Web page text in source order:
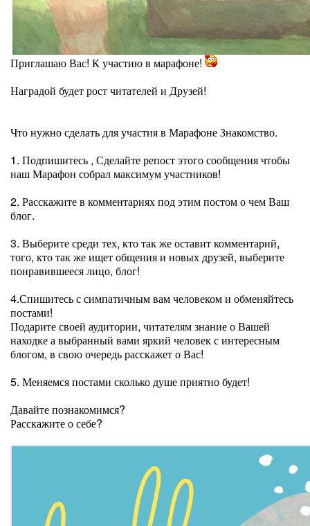
Приглашаю Вас! К участию в марафоне!
Наградой будет рост читателей и Друзей!
Что нужно сделать для участия в Марафоне Знакомство.
1. Подпишитесь , Сделайте репост этого сообщения чтобы
наш Марафон собрал максимум участников!
2. Расскажите в комментариях под этим постом о чем Ваш
блог.
3. Выберите среди тех, кто так же оставит комментарий,
того, кто так же ищет общения и новых друзей, выберите
понравившееся лицо, блог!
4.Спишитесь с симпатичным вам человеком и обменяйтесь
постами!
Подарите своей аудитории, читателям знание о Вашей
находке а выбранный вами яркий человек с интересным
блогом, в свою очередь расскажет о Вас!
5. Меняемся постами сколько душе приятно будет!
Давайте познакомимся?
Расскажите о себе?